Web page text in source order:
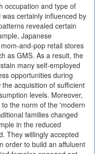
occupation and type of
certainly influenced by
revealed certain
Japanese
and-pop retail stores
as GMS. As a result, the
many self-employed
opportunities during
acquisition of sufficient
levels. Moreover,
the norm of the 'modern
families changed
in the reduced
They willingly accepted
order to build an affuluent